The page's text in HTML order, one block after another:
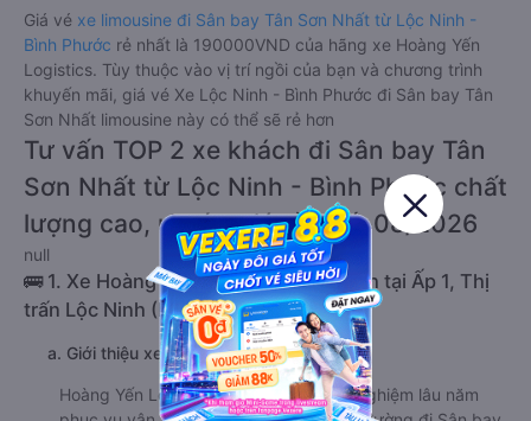
Giá vé xe limousine đi Sân bay Tân Sơn Nhất từ Lộc Ninh -
Bình Phước rẻ nhất là 190000VND của hãng xe Hoàng Yến
Logistics. Tùy thuộc vào vị trí ngồi của bạn và chương trình
khuyến mãi, giá vé Xe Lộc Ninh - Bình Phước đi Sân bay Tân
Sơn Nhất limousine này có thể sẽ rẻ hơn
Tư vấn TOP 2 xe khách đi Sân bay Tân
Sơn Nhất từ Lộc Ninh - Bình Phước chất
lượng cao, uy tín, giá rẻ nhất 08/2026
null
🚌 1. Xe Hoàng Yến Logistics khởi hành tại Ấp 1, Thị
trấn Lộc Ninh (Bến xe Lộc Ninh)
a. Giới thiệu xe Hoàng Yến Logistics
Hoàng Yến Logistics nổi tiếng với kinh nghiệm lâu năm